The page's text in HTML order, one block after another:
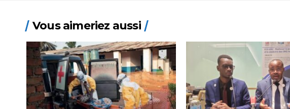
Vous aimeriez aussi